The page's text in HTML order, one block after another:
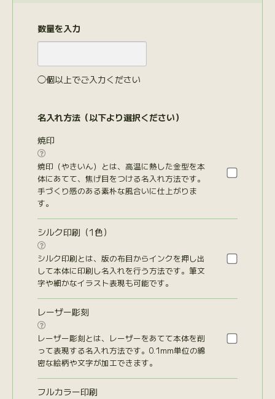
数量を入力
◯個以上でご入力ください
名入れ方法（以下より選択ください）
焼印

焼印（やきいん）とは、高温に熱した金型を本
体にあてて、焦げ目をつける名入れ方法です。
手づくり感のある素朴な風合いに仕上がりま
す。
シルク印刷（1色）

シルク印刷とは、版の布目からインクを押し出
して本体に印刷し名入れを行う方法です。筆文
字や細かなイラスト表現も可能です。
レーザー彫刻

レーザー彫刻とは、レーザーをあてて本体を削
って表現する名入れ方法です。0.1mm単位の綿
密な絵柄や文字が加工できます。
フルカラー印刷